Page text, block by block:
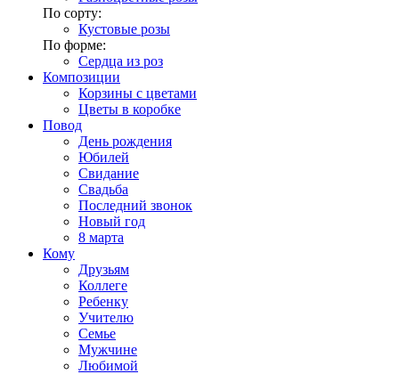
По сорту:
Кустовые розы
По форме:
Сердца из роз
Композиции
Корзины с цветами
Цветы в коробке
Повод
День рождения
Юбилей
Свидание
Свадьба
Последний звонок
Новый год
8 марта
Кому
Друзьям
Коллеге
Ребенку
Учителю
Семье
Мужчине
Любимой